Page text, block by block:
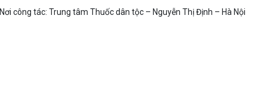
Nơi công tác: Trung tâm Thuốc dân tộc – Nguyễn Thị Định – Hà Nội